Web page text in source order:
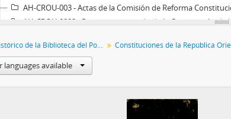
AH-CROU-003 - Actas de la Comisión de Reforma
AH-CROU-0002 - Proyecto aprobado de la Constitución de
AH-CROU-004 - Constitución del año 1934
AH-CROU-0004 - Constitución del año 1918
AH-CROU-0005 - Constitución del año 1952
AH-CONAPRO - Concertación Nacional Programática
Archivo Histórico de la Biblioteca del Poder Legislativo
languages available